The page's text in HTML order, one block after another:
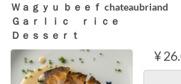
Ｗａｇｙｕ ｂｅｅｆ chateaubriand
Ｇａｒｌｉｃ ｒｉｃｅ
Ｄｅｓｓｅｒｔ
¥